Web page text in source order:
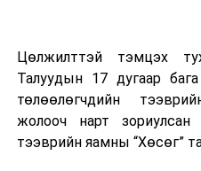
Цөлжилттэй тэмцэх
Талуудын 17 дугаар
төлөөлөгчдийн
жолооч нарт
тээврийн яамны “Хөсөг”